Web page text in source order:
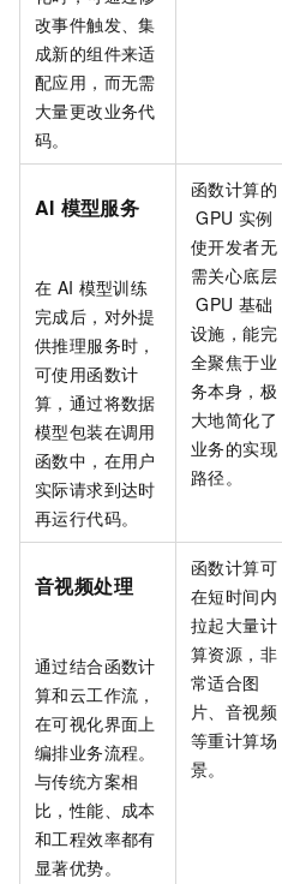
改事件触发、集
成新的组件来适
配应用，而无需
大量更改业务代
码。
AI 模型服务
在 AI 模型训练
完成后，对外提
供推理服务时，
可使用函数计
算，通过将数据
模型包装在调用
函数中，在用户
实际请求到达时
再运行代码。
函数计算的
GPU 实例
使开发者无
需关心底层
GPU 基础
设施，能完
全聚焦于业
务本身，极
大地简化了
业务的实现
路径。
音视频处理
通过结合函数计
算和云工作流 ，
在可视化界面上
编排业务流程。
与传统方案相
比，性能、成本
和工程效率都有
显著优势。
函数计算可
在短时间内
拉起大量计
算资源，非
常适合图
片、音视频
等重计算场
景。